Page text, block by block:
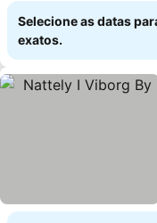
Selecione as datas
exatos.